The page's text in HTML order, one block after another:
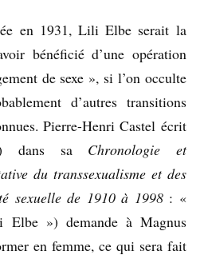
en 1931, Lili Elbe serait la
bénéficié d’une opération
de sexe », si l’on occulte
d’autres transitions
Pierre-Henri Castel écrit
dans sa Chronologie et
du transsexualisme et des
sexuelle de 1910 à 1998: «
») demande à Magnus
en femme, ce qui sera fait